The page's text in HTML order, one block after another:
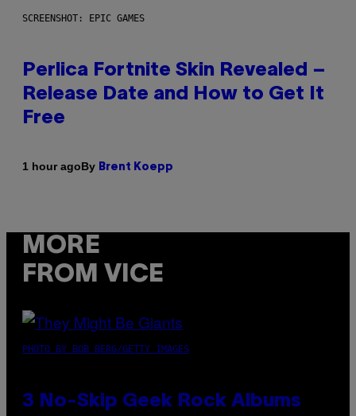
SCREENSHOT: EPIC GAMES
Perlica Fortnite Skin Revealed –
Release Date and How to Get It
Free
1 hour agoBy Brent Koepp
MORE
FROM VICE
PHOTO BY BOB BERG/GETTY IMAGES
3 No-Skip Geek Rock Albums